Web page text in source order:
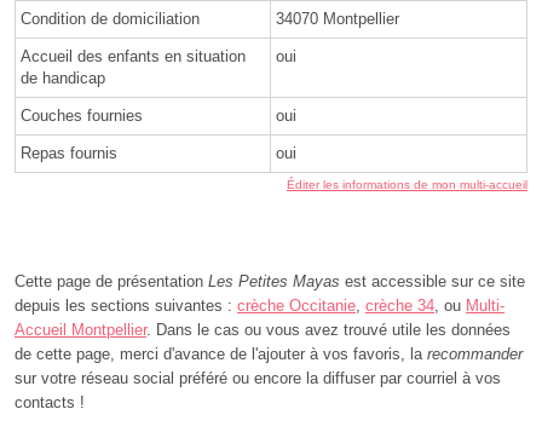
Condition de domiciliation 34070 Montpellier
Accueil des enfants en situation
de handicap
oui
Couches fournies oui
Repas fournis oui
Éditer les informations de mon multi-accueil
Cette page de présentation Les Petites Mayas est accessible sur ce site
depuis les sections suivantes : crèche Occitanie, crèche 34, ou Multi-
Accueil Montpellier. Dans le cas ou vous avez trouvé utile les données
de cette page, merci d'avance de l'ajouter à vos favoris, la recommander
sur votre réseau social préféré ou encore la diffuser par courriel à vos
contacts !